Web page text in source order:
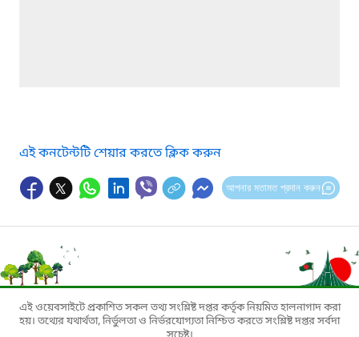
এই কনটেন্টটি শেয়ার করতে ক্লিক করুন
আপনার মতামত প্রদান করুন
এই ওয়েবসাইটে প্রকাশিত সকল তথ্য সংশ্লিষ্ট দপ্তর কর্তৃক নিয়মিত হালনাগাদ করা
হয়। তথ্যের যথার্থতা, নির্ভুলতা ও নির্ভরযোগ্যতা নিশ্চিত করতে সংশ্লিষ্ট দপ্তর সর্বদা